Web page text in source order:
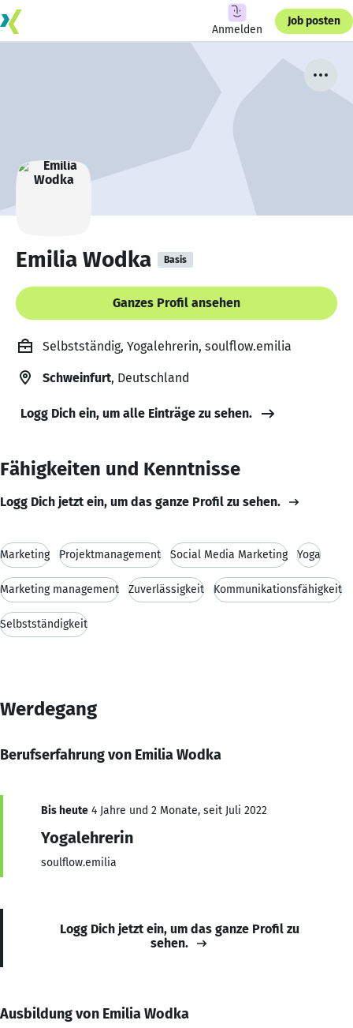
Anmelden
Job posten
Emilia Wodka Basis
Ganzes Profil ansehen
Selbstständig, Yogalehrerin, soulflow.emilia
Schweinfurt, Deutschland
Logg Dich ein, um alle Einträge zu sehen.
Fähigkeiten und Kenntnisse
Logg Dich jetzt ein, um das ganze Profil zu sehen.
Marketing Projektmanagement Social Media Marketing Yoga
Marketing management Zuverlässigkeit Kommunikationsfähigkeit
Selbstständigkeit
Werdegang
Berufserfahrung von Emilia Wodka
Bis heute 4 Jahre und 2 Monate, seit Juli 2022
Yogalehrerin
soulflow.emilia
Logg Dich jetzt ein, um das ganze Profil zu
sehen.
Ausbildung von Emilia Wodka